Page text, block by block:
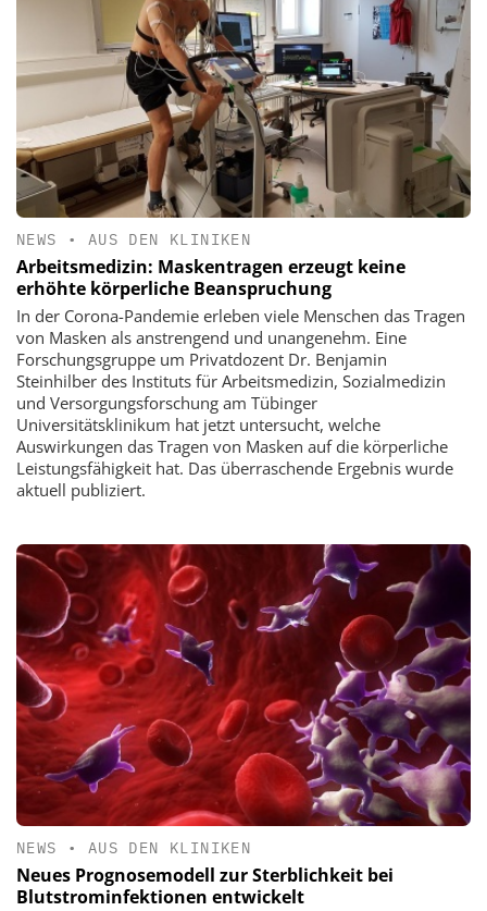
NEWS • AUS DEN KLINIKEN
Arbeitsmedizin: Maskentragen erzeugt keine
erhöhte körperliche Beanspruchung
In der Corona-Pandemie erleben viele Menschen das Tragen
von Masken als anstrengend und unangenehm. Eine
Forschungsgruppe um Privatdozent Dr. Benjamin
Steinhilber des Instituts für Arbeitsmedizin, Sozialmedizin
und Versorgungsforschung am Tübinger
Universitätsklinikum hat jetzt untersucht, welche
Auswirkungen das Tragen von Masken auf die körperliche
Leistungsfähigkeit hat. Das überraschende Ergebnis wurde
aktuell publiziert.
NEWS • AUS DEN KLINIKEN
Neues Prognosemodell zur Sterblichkeit bei
Blutstrominfektionen entwickelt